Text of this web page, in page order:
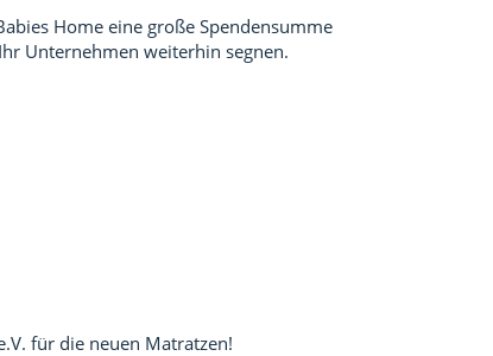
Home eine große Spendensumme
Unternehmen weiterhin segnen.
für die neuen Matratzen!